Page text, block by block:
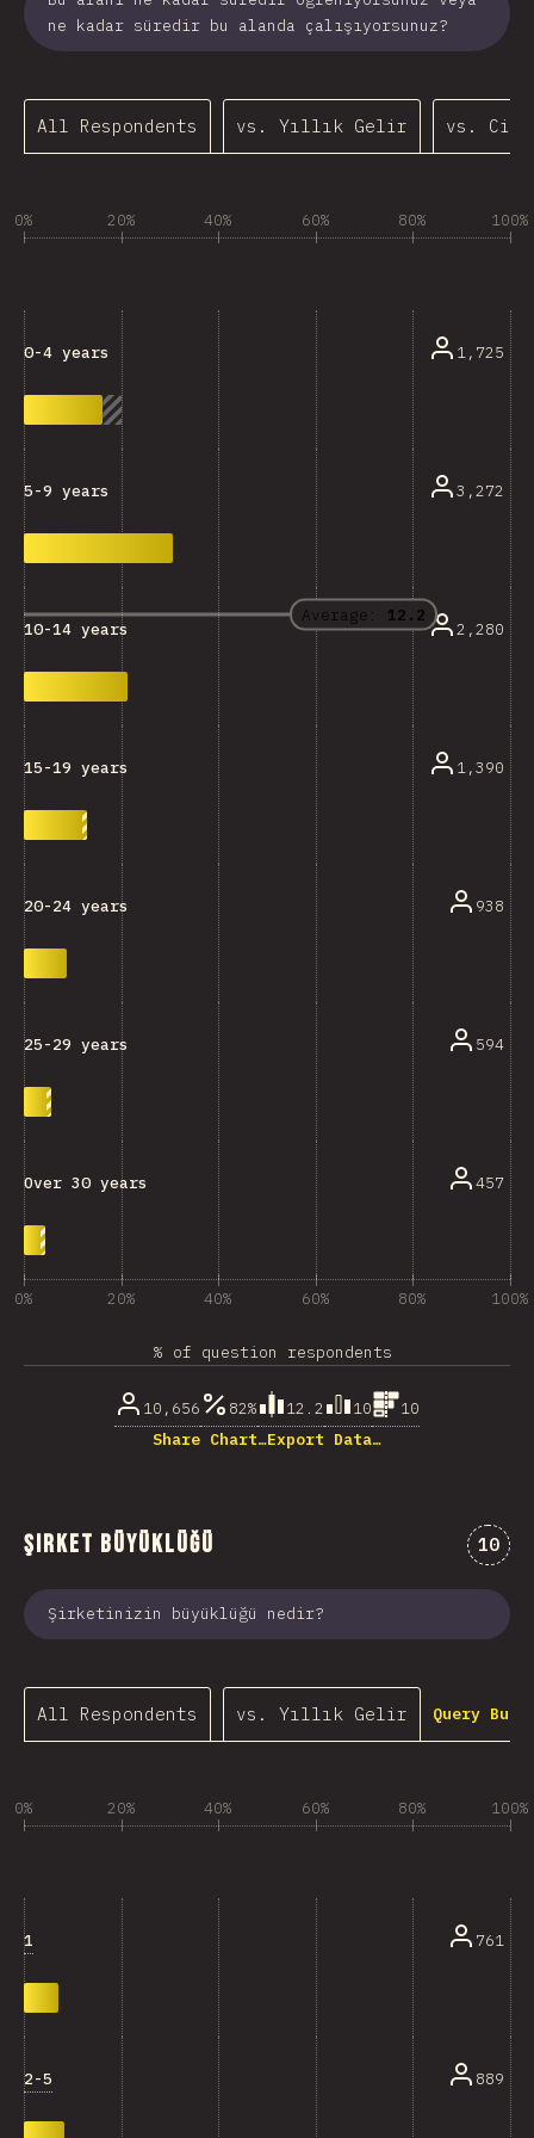
ne kadar süredir bu alanda çalışıyorsunuz?
All Respondents vs. Yıllık Gelir vs.
0% 20% 40% 60% 80% 100%
Average: 12.2
0-4 years 1,725
5-9 years 3,272
10-14 years 2,280
15-19 years 1,390
20-24 years 938
25-29 years 594
Over 30 years 457
0% 20% 40% 60% 80% 100%
% of question respondents
10,656 82% 12.2 10
10
Share Chart…Export Data…
Şirket Büyüklüğü 10
Şirketinizin büyüklüğü nedir?
All Respondents vs. Yıllık Gelir Query
0% 20% 40% 60% 80% 100%
1 761
2-5 889